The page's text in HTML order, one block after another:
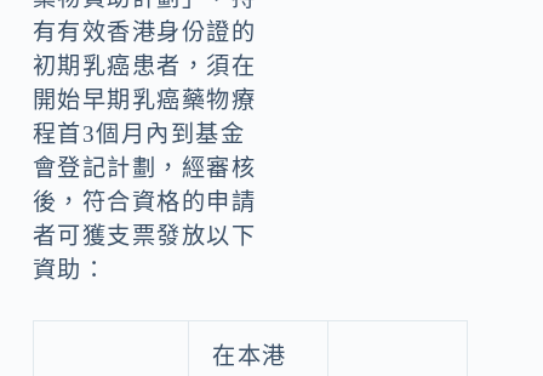
有有效香港身份證的
初期乳癌患者，須在
開始早期乳癌藥物療
程首3個月內到基金
會登記計劃，經審核
後，符合資格的申請
者可獲支票發放以下
資助：
在本港